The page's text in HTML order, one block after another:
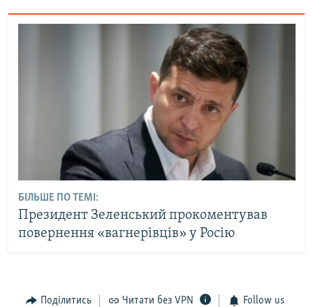
БІЛЬШЕ ПО ТЕМІ:
Президент Зеленський прокоментував
повернення «вагнерівців» у Росію
Поділитись Читати без VPN Follow us